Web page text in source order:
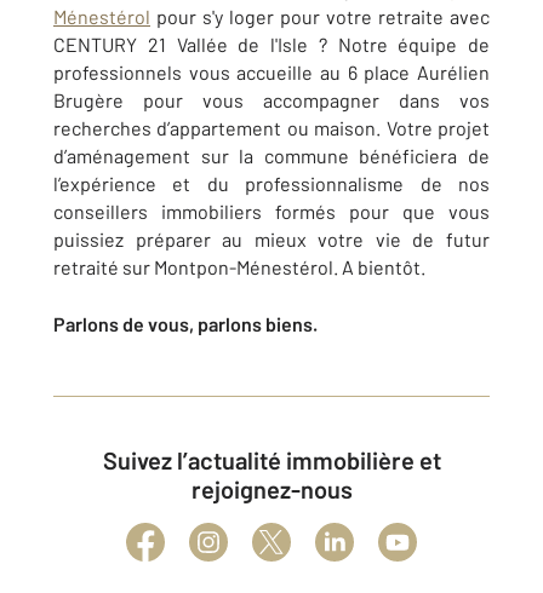
Ménestérol pour s'y loger pour votre retraite avec
CENTURY 21 Vallée de l'Isle ? Notre équipe de
professionnels vous accueille au 6 place Aurélien
Brugère pour vous accompagner dans vos
recherches d’appartement ou maison. Votre projet
d’aménagement sur la commune bénéficiera de
l’expérience et du professionnalisme de nos
conseillers immobiliers formés pour que vous
puissiez préparer au mieux votre vie de futur
retraité sur Montpon-Ménestérol. A bientôt.
Parlons de vous, parlons biens.
Suivez l’actualité immobilière et
rejoignez-nous